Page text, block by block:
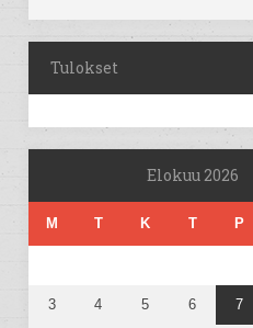
Tulokset
Elokuu 2026
M T K T P
3 4 5 6 7